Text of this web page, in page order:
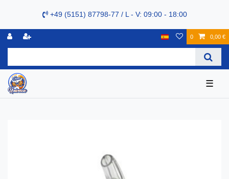
+49 (5151) 87798-77 / L - V: 09:00 - 18:00
0 0,00 €
☰